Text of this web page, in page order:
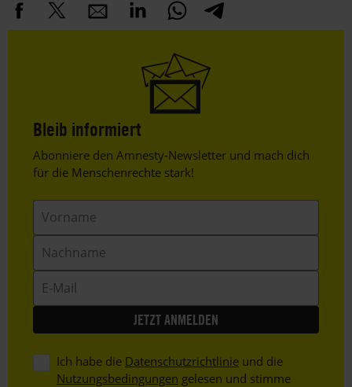
Bleib informiert
Header
Text
Abonniere den Amnesty-Newsletter und mach dich
für die Menschenrechte stark!
Mail
Ich habe die Datenschutzrichtlinie und die
Nutzungsbedingungen gelesen und stimme